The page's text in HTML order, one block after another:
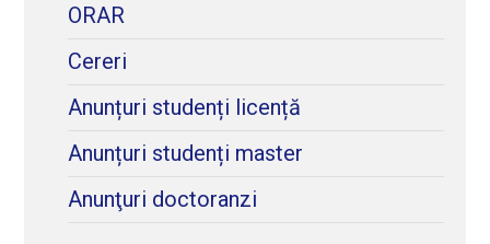
ORAR
Cereri
Anunțuri studenți licență
Anunțuri studenți master
Anunţuri doctoranzi